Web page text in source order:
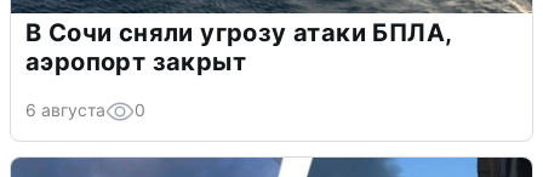
В Сочи сняли угрозу атаки БПЛА,
аэропорт закрыт
6 августа 0